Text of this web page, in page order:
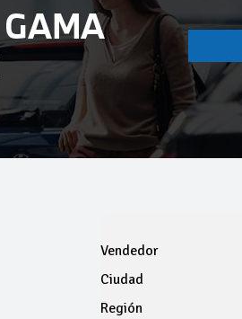
Vendedor
Ciudad
Región